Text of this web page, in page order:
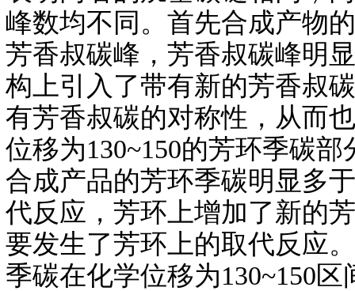
峰数均不同。首先合成产物
芳香叔碳峰，芳香叔碳峰明
构上引入了带有新的芳香叔
有芳香叔碳的对称性，从而
位移为130~150的芳环季碳
合成产品的芳环季碳明显多
代反应，芳环上增加了新的
要发生了芳环上的取代反应
季碳在化学位移为130~150